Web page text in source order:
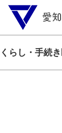
くらし・手続き